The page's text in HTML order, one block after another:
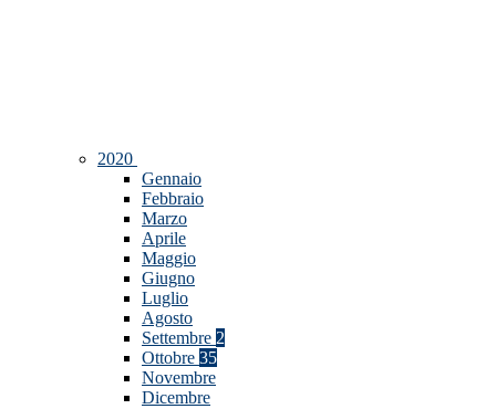
2020
Gennaio
Febbraio
Marzo
Aprile
Maggio
Giugno
Luglio
Agosto
Settembre 2
Ottobre 35
Novembre
Dicembre